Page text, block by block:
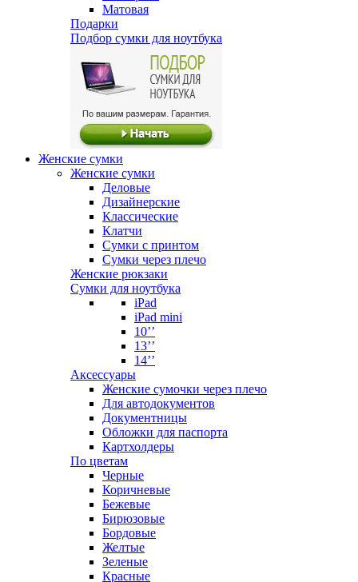
Матовая
Подарки
Подбор сумки для ноутбука
Женские сумки
Женские сумки
Деловые
Дизайнерские
Классические
Клатчи
Сумки с принтом
Сумки через плечо
Женские рюкзаки
Сумки для ноутбука
iPad
iPad mini
10’’
13’’
14’’
Аксессуары
Женские сумочки через плечо
Для автодокументов
Документницы
Обложки для паспорта
Картхолдеры
По цветам
Черные
Коричневые
Бежевые
Бирюзовые
Бордовые
Желтые
Зеленые
Красные